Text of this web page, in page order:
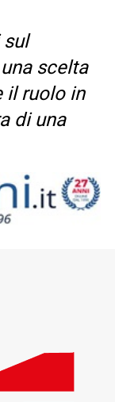
sul
scelta
il ruolo in
di una